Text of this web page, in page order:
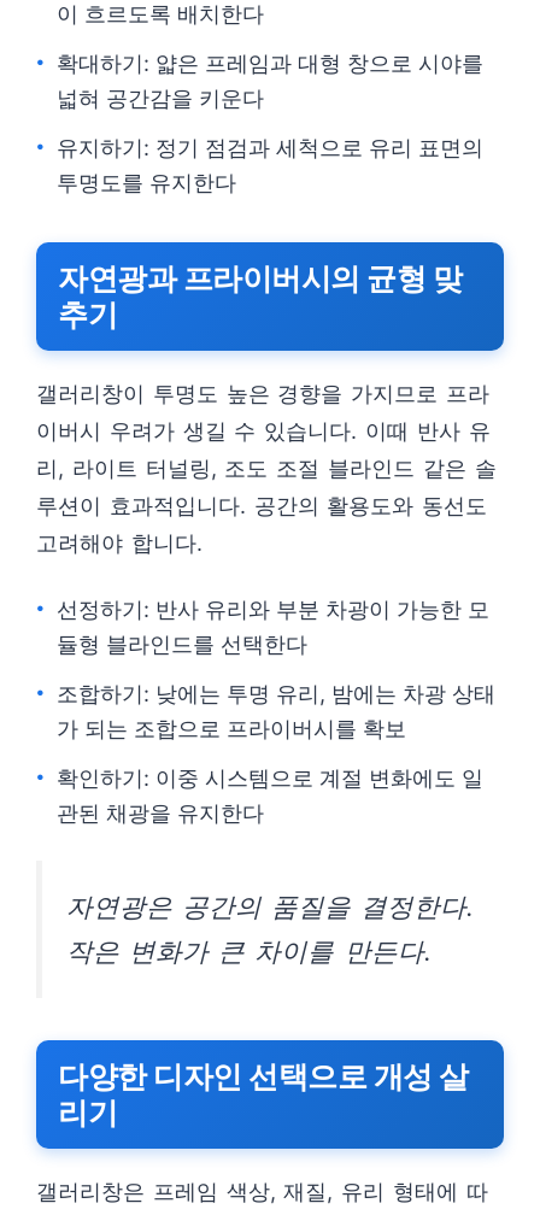
이 흐르도록 배치한다
확대하기: 얇은 프레임과 대형 창으로 시야를
넓혀 공간감을 키운다
유지하기: 정기 점검과 세척으로 유리 표면의
투명도를 유지한다
자연광과 프라이버시의 균형 맞
추기
갤러리창이 투명도 높은 경향을 가지므로 프라
이버시 우려가 생길 수 있습니다. 이때 반사 유
리, 라이트 터널링, 조도 조절 블라인드 같은 솔
루션이 효과적입니다. 공간의 활용도와 동선도
고려해야 합니다.
선정하기: 반사 유리와 부분 차광이 가능한 모
듈형 블라인드를 선택한다
조합하기: 낮에는 투명 유리, 밤에는 차광 상태
가 되는 조합으로 프라이버시를 확보
확인하기: 이중 시스템으로 계절 변화에도 일
관된 채광을 유지한다
자연광은 공간의 품질을 결정한다.
작은 변화가 큰 차이를 만든다.
다양한 디자인 선택으로 개성 살
리기
갤러리창은 프레임 색상, 재질, 유리 형태에 따